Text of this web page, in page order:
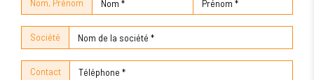
Nom, Prénom
Société
Contact